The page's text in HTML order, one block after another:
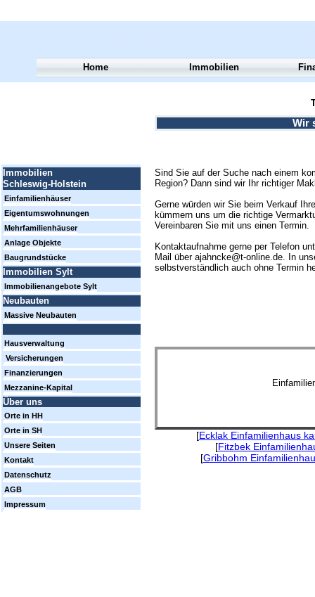
Wir
Sind Sie auf der Suche nach einem
Region? Dann sind wir Ihr richtiger
Gerne würden wir Sie beim Verkauf
kümmern uns um die richtige
Vereinbaren Sie mit uns einen Termin.
Kontaktaufnahme gerne per Telefon
Mail über ajahncke@t-online.de. In
selbstverständlich auch ohne Termin
[Ecklak Einfamilienhaus
[Fitzbek
[Gribbohm
Home Immobilien
Immobilien
Schleswig-Holstein
Einfamilienhäuser
Eigentumswohnungen
Mehrfamilienhäuser
Anlage Objekte
Baugrundstücke
Immobilien Sylt
Immobilienangebote Sylt
Neubauten
Massive Neubauten
Hausverwaltung
Versicherungen
Finanzierungen
Mezzanine-Kapital
Über uns
Orte in HH
Orte in SH
Unsere Seiten
Kontakt
Datenschutz
AGB
Impressum